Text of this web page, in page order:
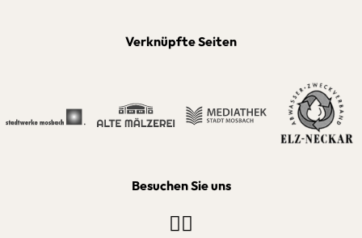
Verknüpfte Seiten
Besuchen Sie uns